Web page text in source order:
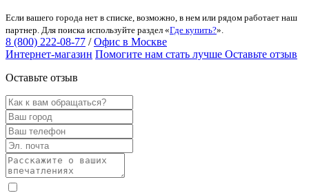
Если вашего города нет в списке, возможно, в нем или рядом работает наш
партнер. Для поиска используйте раздел «Где купить?».
8 (800) 222-08-77 / Офис в Москве
Интернет-магазин Помогите нам стать лучше Оставьте отзыв
Оставьте отзыв